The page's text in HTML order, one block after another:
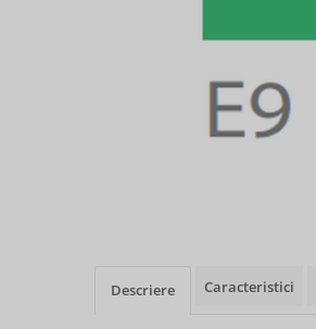
Descriere Caracteristici